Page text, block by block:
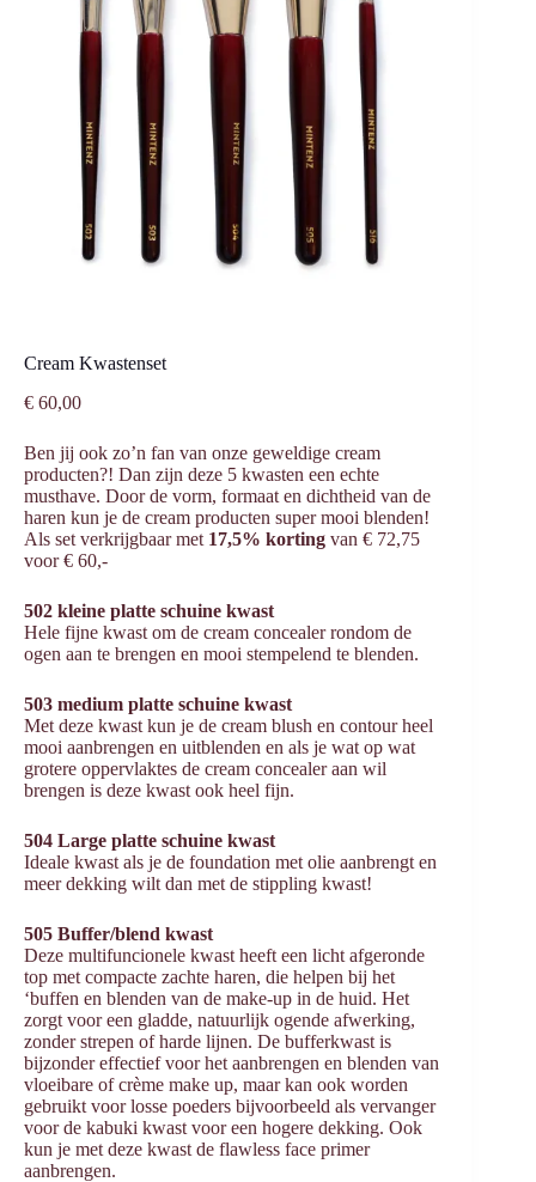
Cream Kwastenset
€ 60,00
Ben jij ook zo’n fan van onze geweldige cream
producten?! Dan zijn deze 5 kwasten een echte
musthave. Door de vorm, formaat en dichtheid van de
haren kun je de cream producten super mooi blenden!
Als set verkrijgbaar met 17,5% korting van € 72,75
voor € 60,-
502 kleine platte schuine kwast
Hele fijne kwast om de cream concealer rondom de
ogen aan te brengen en mooi stempelend te blenden.
503 medium platte schuine kwast
Met deze kwast kun je de cream blush en contour heel
mooi aanbrengen en uitblenden en als je wat op wat
grotere oppervlaktes de cream concealer aan wil
brengen is deze kwast ook heel fijn.
504 Large platte schuine kwast
Ideale kwast als je de foundation met olie aanbrengt en
meer dekking wilt dan met de stippling kwast!
505 Buffer/blend kwast
Deze multifuncionele kwast heeft een licht afgeronde
top met compacte zachte haren, die helpen bij het
‘buffen en blenden van de make-up in de huid. Het
zorgt voor een gladde, natuurlijk ogende afwerking,
zonder strepen of harde lijnen. De bufferkwast is
bijzonder effectief voor het aanbrengen en blenden van
vloeibare of crème make up, maar kan ook worden
gebruikt voor losse poeders bijvoorbeeld als vervanger
voor de kabuki kwast voor een hogere dekking. Ook
kun je met deze kwast de flawless face primer
aanbrengen.